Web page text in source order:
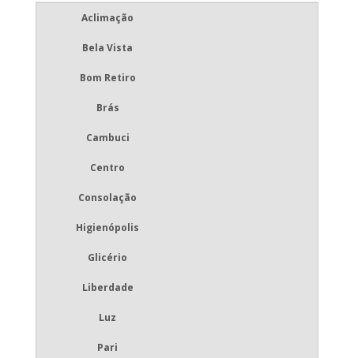
Aclimação
Bela Vista
Bom Retiro
Brás
Cambuci
Centro
Consolação
Higienópolis
Glicério
Liberdade
Luz
Pari